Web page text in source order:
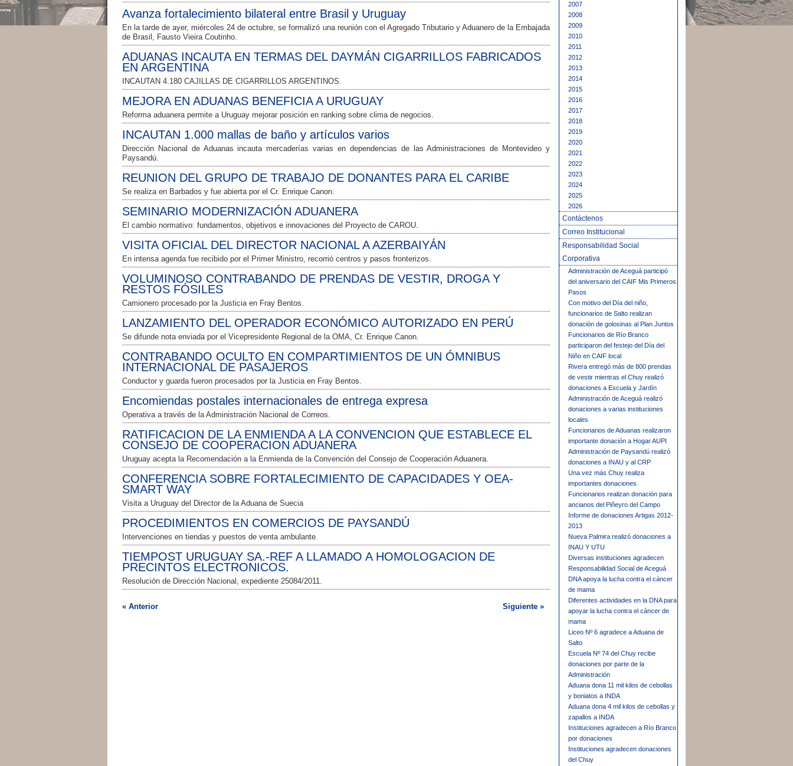
Avanza fortalecimiento bilateral entre Brasil y Uruguay
En la tarde de ayer, miércoles 24 de octubre, se formalizó una reunión con el Agregado Tributario y Aduanero de la Embajada
de Brasil, Fausto Vieira Coutinho.
ADUANAS INCAUTA EN TERMAS DEL DAYMÁN CIGARRILLOS FABRICADOS
EN ARGENTINA
INCAUTAN 4.180 CAJILLAS DE CIGARRILLOS ARGENTINOS.
MEJORA EN ADUANAS BENEFICIA A URUGUAY
Reforma aduanera permite a Uruguay mejorar posición en ranking sobre clima de negocios.
INCAUTAN 1.000 mallas de baño y artículos varios
Dirección Nacional de Aduanas incauta mercaderías varias en dependencias de las Administraciones de Montevideo y
Paysandú.
REUNION DEL GRUPO DE TRABAJO DE DONANTES PARA EL CARIBE
Se realiza en Barbados y fue abierta por el Cr. Enrique Canon.
SEMINARIO MODERNIZACIÓN ADUANERA
El cambio normativo: fundamentos, objetivos e innovaciones del Proyecto de CAROU.
VISITA OFICIAL DEL DIRECTOR NACIONAL A AZERBAIYÁN
En intensa agenda fue recibido por el Primer Ministro, recorrió centros y pasos fronterizos.
VOLUMINOSO CONTRABANDO DE PRENDAS DE VESTIR, DROGA Y
RESTOS FÓSILES
Camionero procesado por la Justicia en Fray Bentos.
LANZAMIENTO DEL OPERADOR ECONÓMICO AUTORIZADO EN PERÚ
Se difunde nota enviada por el Vicepresidente Regional de la OMA, Cr. Enrique Canon.
CONTRABANDO OCULTO EN COMPARTIMIENTOS DE UN ÓMNIBUS
INTERNACIONAL DE PASAJEROS
Conductor y guarda fueron procesados por la Justicia en Fray Bentos.
Encomiendas postales internacionales de entrega expresa
Operativa a través de la Administración Nacional de Correos.
RATIFICACION DE LA ENMIENDA A LA CONVENCION QUE ESTABLECE EL
CONSEJO DE COOPERACION ADUANERA
Uruguay acepta la Recomendación a la Enmienda de la Convención del Consejo de Cooperación Aduanera.
CONFERENCIA SOBRE FORTALECIMIENTO DE CAPACIDADES Y OEA-
SMART WAY
Visita a Uruguay del Director de la Aduana de Suecia
PROCEDIMIENTOS EN COMERCIOS DE PAYSANDÚ
Intervenciones en tiendas y puestos de venta ambulante.
TIEMPOST URUGUAY SA.-REF A LLAMADO A HOMOLOGACION DE
PRECINTOS ELECTRONICOS.
Resolución de Dirección Nacional, expediente 25084/2011.
« Anterior Siguiente »
2007
2008
2009
2010
2011
2012
2013
2014
2015
2016
2017
2018
2019
2020
2021
2022
2023
2024
2025
2026
Contáctenos
Correo Institucional
Responsabilidad Social
Corporativa
Administración de Aceguá participó
del aniversario del CAIF Mis Primeros
Pasos
Con motivo del Día del niño,
funcionarios de Salto realizan
donación de golosinas al Plan Juntos
Funcionarios de Río Branco
participaron del festejo del Día del
Niño en CAIF local
Rivera entregó más de 800 prendas
de vestir mientras el Chuy realizó
donaciones a Escuela y Jardín
Administración de Aceguá realizó
donaciones a varias instituciones
locales
Funcionarios de Aduanas realizaron
importante donación a Hogar AUPI
Administración de Paysandú realizó
donaciones a INAU y al CRP
Una vez más Chuy realiza
importantes donaciones
Funcionarios realizan donación para
ancianos del Piñeyro del Campo
Informe de donaciones Artigas 2012-
2013
Nueva Palmira realizó donaciones a
INAU Y UTU
Diversas instituciones agradecen
Responsabilidad Social de Aceguá
DNA apoya la lucha contra el cáncer
de mama
Diferentes actividades en la DNA para
apoyar la lucha contra el cáncer de
mama
Liceo Nº 6 agradece a Aduana de
Salto
Escuela Nº 74 del Chuy recibe
donaciones por parte de la
Administración
Aduana dona 11 mil kilos de cebollas
y boniatos a INDA
Aduana dona 4 mil kilos de cebollas y
zapallos a INDA
Instituciones agradecen a Río Branco
por donaciones
Instituciones agradecen donaciones
del Chuy